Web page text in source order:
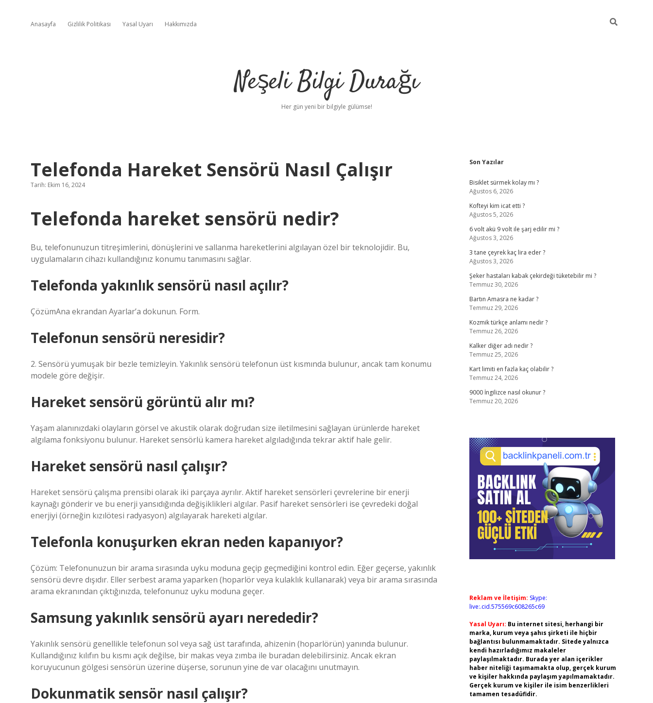
Anasayfa Gizlilik Politikası Yasal Uyarı Hakkımızda
Neşeli Bilgi Durağı
Her gün yeni bir bilgiyle gülümse!
Telefonda Hareket Sensörü Nasıl Çalışır
Tarih: Ekim 16, 2024
Telefonda hareket sensörü nedir?
Bu, telefonunuzun titreşimlerini, dönüşlerini ve sallanma hareketlerini algılayan özel bir teknolojidir. Bu,
uygulamaların cihazı kullandığınız konumu tanımasını sağlar.
Telefonda yakınlık sensörü nasıl açılır?
ÇözümAna ekrandan Ayarlar’a dokunun. Form.
Telefonun sensörü neresidir?
2. Sensörü yumuşak bir bezle temizleyin. Yakınlık sensörü telefonun üst kısmında bulunur, ancak tam konumu
modele göre değişir.
Hareket sensörü görüntü alır mı?
Yaşam alanınızdaki olayların görsel ve akustik olarak doğrudan size iletilmesini sağlayan ürünlerde hareket
algılama fonksiyonu bulunur. Hareket sensörlü kamera hareket algıladığında tekrar aktif hale gelir.
Hareket sensörü nasıl çalışır?
Hareket sensörü çalışma prensibi olarak iki parçaya ayrılır. Aktif hareket sensörleri çevrelerine bir enerji
kaynağı gönderir ve bu enerji yansıdığında değişiklikleri algılar. Pasif hareket sensörleri ise çevredeki doğal
enerjiyi (örneğin kızılötesi radyasyon) algılayarak hareketi algılar.
Telefonla konuşurken ekran neden kapanıyor?
Çözüm: Telefonunuzun bir arama sırasında uyku moduna geçip geçmediğini kontrol edin. Eğer geçerse, yakınlık
sensörü devre dışıdır. Eller serbest arama yaparken (hoparlör veya kulaklık kullanarak) veya bir arama sırasında
arama ekranından çıktığınızda, telefonunuz uyku moduna geçer.
Samsung yakınlık sensörü ayarı nerededir?
Yakınlık sensörü genellikle telefonun sol veya sağ üst tarafında, ahizenin (hoparlörün) yanında bulunur.
Kullandığınız kılıfın bu kısmı açık değilse, bir makas veya zımba ile buradan delebilirsiniz. Ancak ekran
koruyucunun gölgesi sensörün üzerine düşerse, sorunun yine de var olacağını unutmayın.
Dokunmatik sensör nasıl çalışır?
Sidebar
Son Yazılar
Bisiklet sürmek kolay mı ?
Ağustos 6, 2026
Kofteyi kim icat etti ?
Ağustos 5, 2026
6 volt akü 9 volt ile şarj edilir mi ?
Ağustos 3, 2026
3 tane çeyrek kaç lira eder ?
Ağustos 3, 2026
Şeker hastaları kabak çekirdeği tüketebilir mi ?
Temmuz 30, 2026
Bartın Amasra ne kadar ?
Temmuz 29, 2026
Kozmik türkçe anlamı nedir ?
Temmuz 26, 2026
Kalker diğer adı nedir ?
Temmuz 25, 2026
Kart limiti en fazla kaç olabilir ?
Temmuz 24, 2026
9000 İngilizce nasıl okunur ?
Temmuz 20, 2026
Reklam ve İletişim: Skype:
live:.cid.575569c608265c69
Yasal Uyarı: Bu internet sitesi, herhangi bir
marka, kurum veya şahıs şirketi ile hiçbir
bağlantısı bulunmamaktadır. Sitede yalnızca
kendi hazırladığımız makaleler
paylaşılmaktadır. Burada yer alan içerikler
haber niteliği taşımamakta olup, gerçek kurum
ve kişiler hakkında paylaşım yapılmamaktadır.
Gerçek kurum ve kişiler ile isim benzerlikleri
tamamen tesadüfidir.